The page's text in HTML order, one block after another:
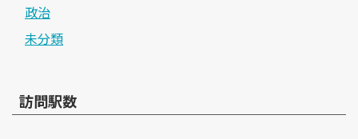
政治
未分類
訪問駅数